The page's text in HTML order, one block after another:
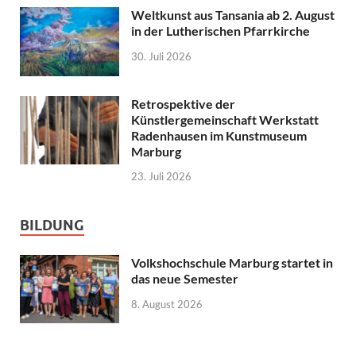
Weltkunst aus Tansania ab 2. August
in der Lutherischen Pfarrkirche
30. Juli 2026
Retrospektive der
Künstlergemeinschaft Werkstatt
Radenhausen im Kunstmuseum
Marburg
23. Juli 2026
BILDUNG
Volkshochschule Marburg startet in
das neue Semester
8. August 2026